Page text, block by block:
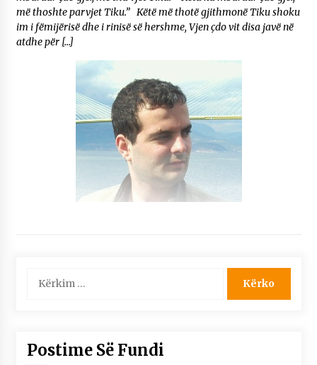
më thoshte parvjet Tiku.” Këtë më thotë gjithmonë Tiku shoku
im i fëmijërisë dhe i rinisë së hershme, Vjen çdo vit disa javë në
atdhe për […]
për:
Postime Së Fundi